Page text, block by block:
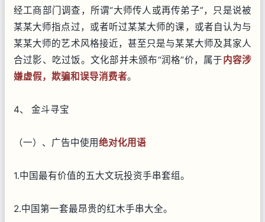
经工商部门调查，所谓“大师传人或再传弟子”，只是说被
某某大师指点过，或者听过某某大师的课，或者自认为与
某某大师的艺术风格接近，甚至只是与某某大师及其家人
合过影、吃过饭。文化部并未颁布“润格”价，属于内容涉
嫌虚假，欺骗和误导消费者。
4、 金斗寻宝
（一）、广告中使用绝对化用语
1.中国最有价值的五大文玩投资手串套组。
2.中国第一套最昂贵的红木手串大全。